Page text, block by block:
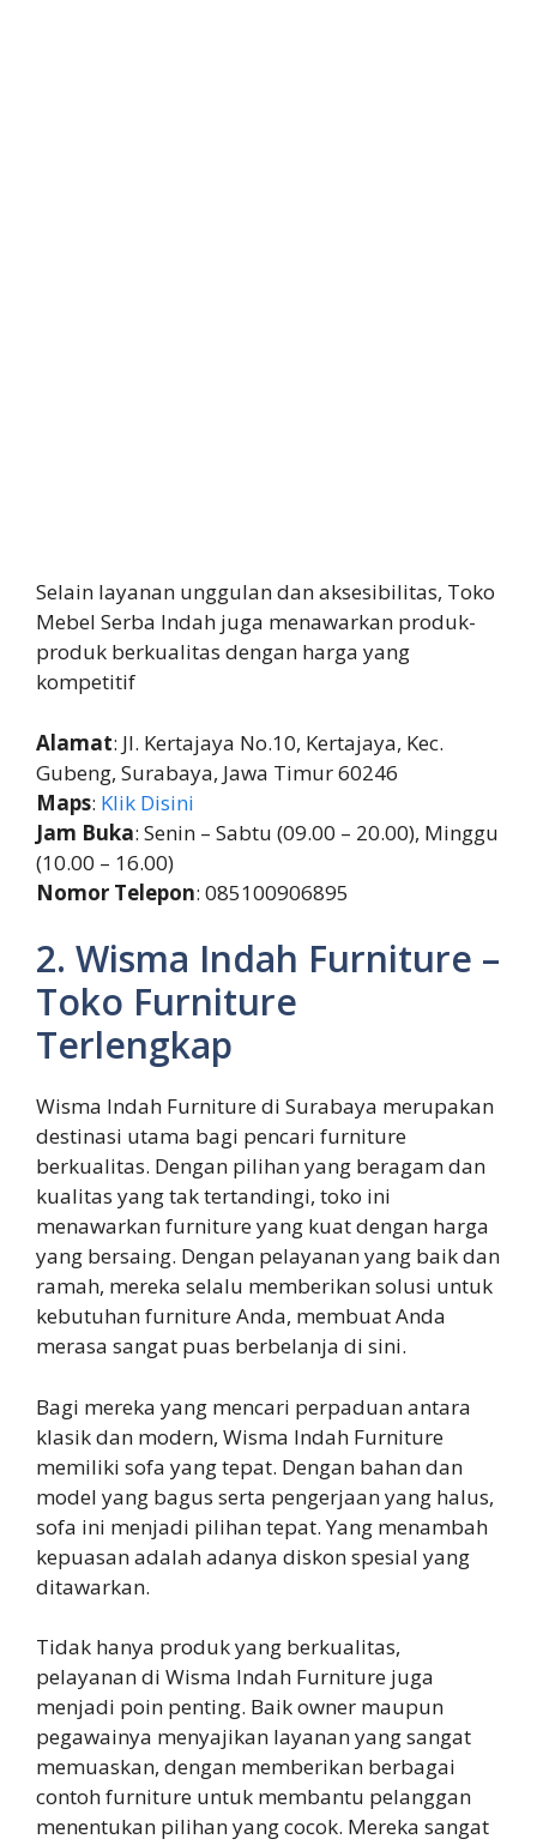
Selain layanan unggulan dan aksesibilitas, Toko
Mebel Serba Indah juga menawarkan produk-
produk berkualitas dengan harga yang
kompetitif
Alamat: Jl. Kertajaya No.10, Kertajaya, Kec.
Gubeng, Surabaya, Jawa Timur 60246
Maps: Klik Disini
Jam Buka: Senin – Sabtu (09.00 – 20.00), Minggu
(10.00 – 16.00)
Nomor Telepon: 085100906895
2. Wisma Indah Furniture –
Toko Furniture
Terlengkap
Wisma Indah Furniture di Surabaya merupakan
destinasi utama bagi pencari furniture
berkualitas. Dengan pilihan yang beragam dan
kualitas yang tak tertandingi, toko ini
menawarkan furniture yang kuat dengan harga
yang bersaing. Dengan pelayanan yang baik dan
ramah, mereka selalu memberikan solusi untuk
kebutuhan furniture Anda, membuat Anda
merasa sangat puas berbelanja di sini.
Bagi mereka yang mencari perpaduan antara
klasik dan modern, Wisma Indah Furniture
memiliki sofa yang tepat. Dengan bahan dan
model yang bagus serta pengerjaan yang halus,
sofa ini menjadi pilihan tepat. Yang menambah
kepuasan adalah adanya diskon spesial yang
ditawarkan.
Tidak hanya produk yang berkualitas,
pelayanan di Wisma Indah Furniture juga
menjadi poin penting. Baik owner maupun
pegawainya menyajikan layanan yang sangat
memuaskan, dengan memberikan berbagai
contoh furniture untuk membantu pelanggan
menentukan pilihan yang cocok. Mereka sangat